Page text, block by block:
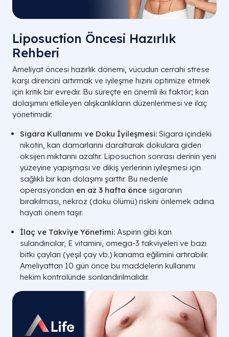
Liposuction Öncesi Hazırlık
Rehberi
Ameliyat öncesi hazırlık dönemi, vücudun cerrahi strese
karşı direncini artırmak ve iyileşme hızını optimize etmek
için kritik bir evredir. Bu süreçte en önemli iki faktör; kan
dolaşımını etkileyen alışkanlıkların düzenlenmesi ve ilaç
yönetimidir.
Sigara Kullanımı ve Doku İyileşmesi: Sigara içindeki
nikotin, kan damarlarını daraltarak dokulara giden
oksijen miktarını azaltır. Liposuction sonrası derinin yeni
yüzeyine yapışması ve dikiş yerlerinin iyileşmesi için
sağlıklı bir kan dolaşımı şarttır. Bu nedenle
operasyondan en az 3 hafta önce sigaranın
bırakılması, nekroz (doku ölümü) riskini önlemek adına
hayati önem taşır.
İlaç ve Takviye Yönetimi: Aspirin gibi kan
sulandırıcılar, E vitamini, omega-3 takviyeleri ve bazı
bitki çayları (yeşil çay vb.) kanama eğilimini artırabilir.
Ameliyattan 10 gün önce bu maddelerin kullanımı
hekim kontrolünde sonlandırılmalıdır.